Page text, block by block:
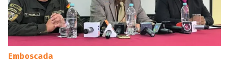
Emboscada